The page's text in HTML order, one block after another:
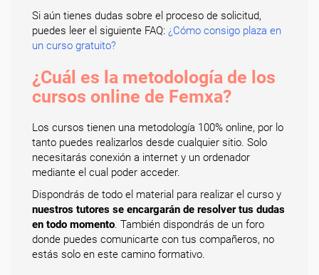
Si aún tienes dudas sobre el proceso de solicitud,
puedes leer el siguiente FAQ: ¿Cómo consigo plaza en
un curso gratuito?
¿Cuál es la metodología de los
cursos online de Femxa?
Los cursos tienen una metodología 100% online, por lo
tanto puedes realizarlos desde cualquier sitio. Solo
necesitarás conexión a internet y un ordenador
mediante el cual poder acceder.
Dispondrás de todo el material para realizar el curso y
nuestros tutores se encargarán de resolver tus dudas
en todo momento. También dispondrás de un foro
donde puedes comunicarte con tus compañeros, no
estás solo en este camino formativo.